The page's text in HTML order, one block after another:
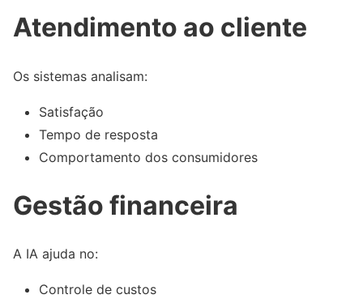
Atendimento ao cliente
Os sistemas analisam:
Satisfação
Tempo de resposta
Comportamento dos consumidores
Gestão financeira
A IA ajuda no:
Controle de custos